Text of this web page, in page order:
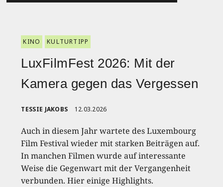
KINO KULTURTIPP
LuxFilmFest 2026: Mit der
Kamera gegen das Vergessen
TESSIE JAKOBS 12.03.2026
Auch in diesem Jahr wartete des Luxembourg
Film Festival wieder mit starken Beiträgen auf.
In manchen Filmen wurde auf interessante
Weise die Gegenwart mit der Vergangenheit
verbunden. Hier einige Highlights.